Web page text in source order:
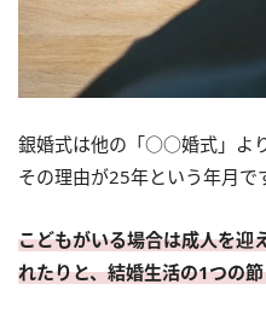
銀婚式は他の「○○婚式」よ
その理由が25年という年月で
こどもがいる場合は成人を迎
れたりと、結婚生活の1つの